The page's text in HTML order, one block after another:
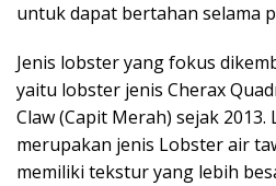
untuk dapat bertahan selama
Jenis lobster yang fokus
yaitu lobster jenis Cherax
Claw (Capit Merah) sejak
merupakan jenis Lobster air
memiliki tekstur yang lebih